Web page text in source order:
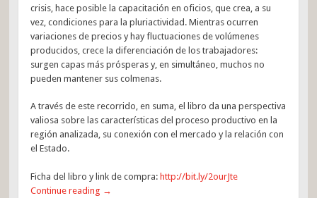
crisis, hace posible la capacitación en oficios, que crea, a su
vez, condiciones para la pluriactividad. Mientras ocurren
variaciones de precios y hay fluctuaciones de volúmenes
producidos, crece la diferenciación de los trabajadores:
surgen capas más prósperas y, en simultáneo, muchos no
pueden mantener sus colmenas.
A través de este recorrido, en suma, el libro da una perspectiva
valiosa sobre las características del proceso productivo en la
región analizada, su conexión con el mercado y la relación con
el Estado.
Ficha del libro y link de compra: http://bit.ly/2ourJte
Continue reading →